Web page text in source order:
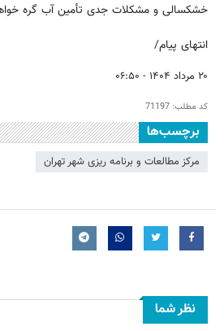
خشکسالی و مشکلات جدی تأمین آب گره
انتهای پیام/
۲۰ مرداد ۱۴۰۴ - ۰۶:۵۰
کد مطلب: 71197
برچسب‌ها
مرکز مطالعات و برنامه ریزی شهر تهران
نظر شما